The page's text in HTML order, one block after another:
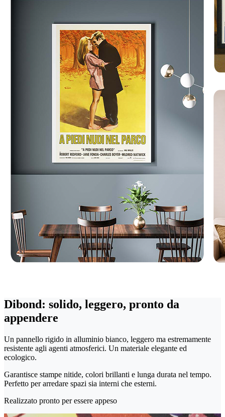
Dibond: solido, leggero, pronto da
appendere
Un pannello rigido in alluminio bianco, leggero ma estremamente
resistente agli agenti atmosferici. Un materiale elegante ed
ecologico.
Garantisce stampe nitide, colori brillanti e lunga durata nel tempo.
Perfetto per arredare spazi sia interni che esterni.
Realizzato pronto per essere appeso